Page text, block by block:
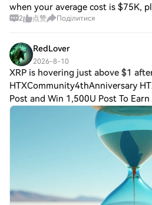
криптовалютних проєктів, де багато
функціонують за децентралізованою
grassroots support від спільноти
традиційних інвестиційних шляхів.
потенціал проєкту залучити
підтримку може зростати в відповідь
його залучення спільноти та
суспільний інтерес. Як працює MEOW
MEOW, $$meow? Одним із
принципів MEOW MEOW, $$meow є
акцент на спільноті та культурі
робить його унікальним на
переповненому ринку криптовалют.
Хоча специфічні технічні механізми
невизначеними, ініціатива прагне
when your average cost is $75K,
shares, just to cover the dividend
2 点赞 Поділитися
RedLover
2026-8-10
XRP is hovering just above $1
HTXCommunity4thAnniversary
Post and Win 1,500U Post To
just above $1 after a fresh bout of
question for market participan